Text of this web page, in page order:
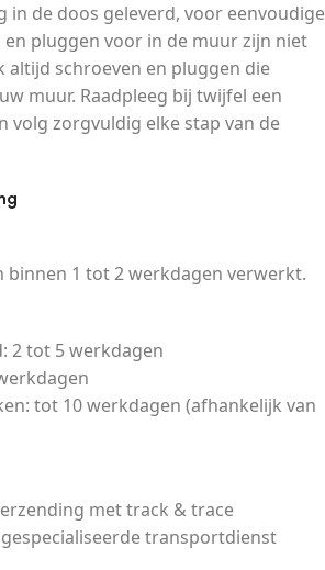
in de doos geleverd, voor eenvoudige
en pluggen voor in de muur zijn niet
altijd schroeven en pluggen die
muur. Raadpleeg bij twijfel een
volg zorgvuldig elke stap van de
binnen 1 tot 2 werkdagen verwerkt.
2 tot 5 werkdagen
tot 10 werkdagen (afhankelijk van
met track & trace
transportdienst